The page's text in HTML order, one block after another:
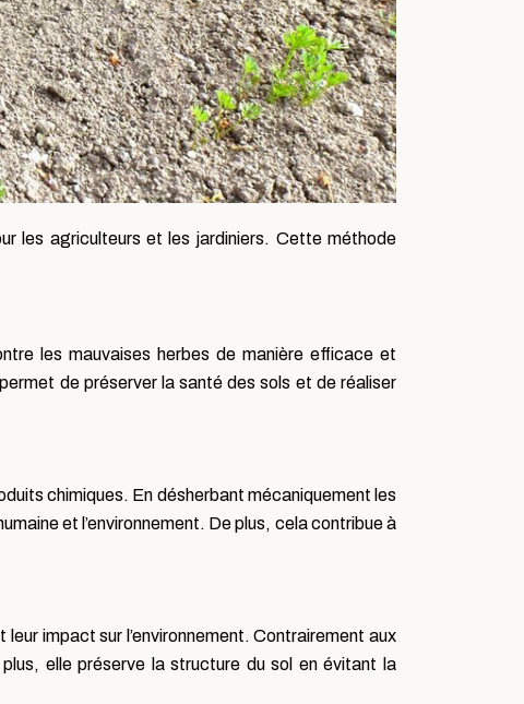
les agriculteurs et les jardiniers. Cette méthode
les mauvaises herbes de manière efficace et
de préserver la santé des sols et de réaliser
chimiques. En désherbant mécaniquement les
et l’environnement. De plus, cela contribue à
impact sur l’environnement. Contrairement aux
elle préserve la structure du sol en évitant la